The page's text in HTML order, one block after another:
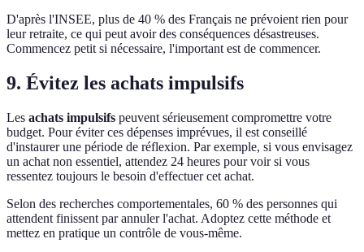
D'après l'INSEE, plus de 40 % des Français ne prévoient rien pour
leur retraite, ce qui peut avoir des conséquences désastreuses.
Commencez petit si nécessaire, l'important est de commencer.
9. Évitez les achats impulsifs
Les achats impulsifs peuvent sérieusement compromettre votre
budget. Pour éviter ces dépenses imprévues, il est conseillé
d'instaurer une période de réflexion. Par exemple, si vous envisagez
un achat non essentiel, attendez 24 heures pour voir si vous
ressentez toujours le besoin d'effectuer cet achat.
Selon des recherches comportementales, 60 % des personnes qui
attendent finissent par annuler l'achat. Adoptez cette méthode et
mettez en pratique un contrôle de vous-même.